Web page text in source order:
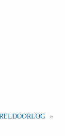
»